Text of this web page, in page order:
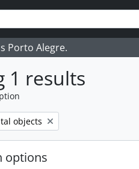
Porto Alegre.
1 results
objects
options